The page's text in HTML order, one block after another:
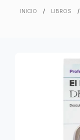
INICIO LIBROS